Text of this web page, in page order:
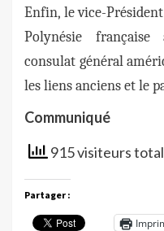
Enfin, le vice-
Polynésie française
consulat général
les liens anciens et le
Communiqué
915 visiteurs total
Partager :